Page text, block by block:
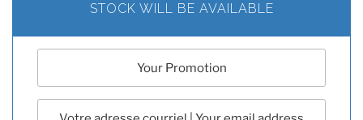
STOCK WILL BE AVAILABLE